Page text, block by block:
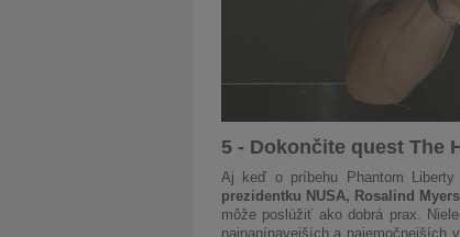
5 - Dokončite quest The
Aj keď o príbehu Phantom
prezidentku NUSA, Rosalind
môže poslúžiť ako dobrá prax.
najnapínavejších a najemočnejších